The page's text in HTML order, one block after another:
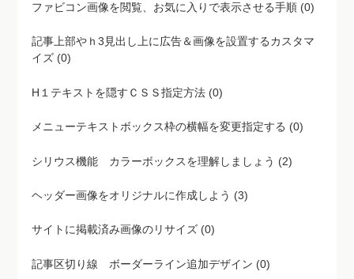
ファビコン画像を閲覧、お気に入りで表示させる手順 (0)
記事上部やｈ3見出し上に広告＆画像を設置するカスタマ
イズ (0)
H１テキストを隠すＣＳＳ指定方法 (0)
メニューテキストボックス枠の横幅を変更指定する (0)
シリウス機能 カラーボックスを理解しましょう (2)
ヘッダー画像をオリジナルに作成しよう (3)
サイトに掲載済み画像のリサイズ (0)
記事区切り線 ボーダーライン追加デザイン (0)